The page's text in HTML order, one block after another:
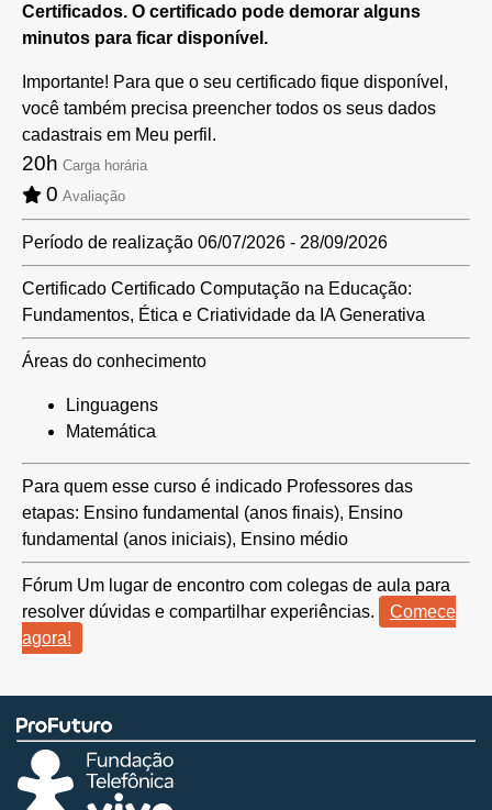
Certificados. O certificado pode demorar alguns
minutos para ficar disponível.
Importante! Para que o seu certificado fique disponível,
você também precisa preencher todos os seus dados
cadastrais em Meu perfil.
20h Carga horária
0 Avaliação
Período de realização 06/07/2026 - 28/09/2026
Certificado Certificado Computação na Educação:
Fundamentos, Ética e Criatividade da IA Generativa
Áreas do conhecimento
Linguagens
Matemática
Para quem esse curso é indicado Professores das
etapas: Ensino fundamental (anos finais), Ensino
fundamental (anos iniciais), Ensino médio
Fórum Um lugar de encontro com colegas de aula para
resolver dúvidas e compartilhar experiências.
Comece
agora!